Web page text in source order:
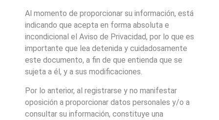
Al momento de proporcionar su información, está
indicando que acepta en forma absoluta e
incondicional el Aviso de Privacidad, por lo que es
importante que lea detenida y cuidadosamente
este documento, a fin de que entienda que se
sujeta a él, y a sus modificaciones.
Por lo anterior, al registrarse y no manifestar
oposición a proporcionar datos personales y/o a
consultar su información, constituye una